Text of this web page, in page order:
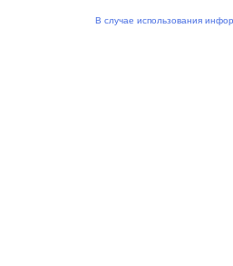
В случае использования